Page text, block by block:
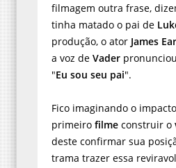
filmagem outra frase,
tinha matado o pai de
produção, o ator James
a voz de Vader
"Eu sou seu pai".
Fico imaginando o
primeiro filme construir o
deste confirmar sua
trama trazer essa